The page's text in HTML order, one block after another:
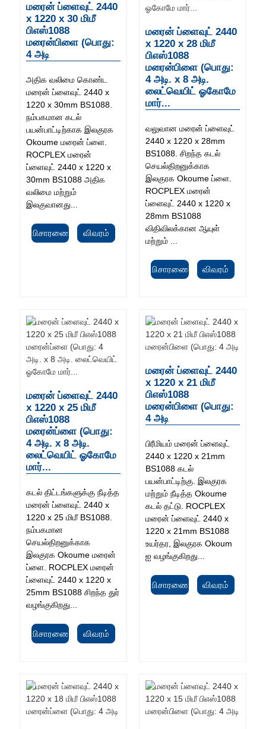
மரைன் ப்ளைவுட் 2440
x 1220 x 30 மிமீ
பிஎஸ்1088
மரைன்பிளை (பொது:
4 அடி
அதிக வலிமை கொண்ட
மரைன் ப்ளைவுட் 2440 x
1220 x 30mm BS1088.
நம்பகமான கடல்
பயன்பாட்டிற்காக இலகுரக
Okoume மரைன் ப்ளை.
ROCPLEX மரைன்
ப்ளைவுட் 2440 x 1220 x
30mm BS1088 அதிக
வலிமை மற்றும்
இலகுவானது...
விசாரணை விவரம்
மரைன் ப்ளைவுட் 2440
x 1220 x 28 மிமீ
பிஎஸ்1088
மரைன்பிளை (பொது:
4 அடி. x 8 அடி.
லைட்வெயிட் ஓகோமே
மார்...
வலுவான மரைன் ப்ளைவுட்
2440 x 1220 x 28mm
BS1088. சிறந்த கடல்
செயல்திறனுக்காக
இலகுரக Okoume ப்ளை.
ROCPLEX மரைன்
ப்ளைவுட் 2440 x 1220 x
28mm BS1088
விதிவிலக்கான ஆயுள்
மற்றும் ...
விசாரணை விவரம்
மரைன் ப்ளைவுட் 2440
x 1220 x 25 மிமீ
பிஎஸ்1088
மரைன்ப்ளை (பொது:
4 அடி. x 8 அடி.
லைட்வெயிட் ஓகோமே
மார்...
கடல் திட்டங்களுக்கு நீடித்த
மரைன் ப்ளைவுட் 2440 x
1220 x 25 மிமீ BS1088.
நம்பகமான
செயல்திறனுக்காக
இலகுரக Okoume மரைன்
ப்ளை. ROCPLEX மரைன்
ப்ளைவுட் 2440 x 1220 x
25mm BS1088 சிறந்த துர்
வழங்குகிறது...
விசாரணை விவரம்
மரைன் ப்ளைவுட் 2440
x 1220 x 21 மிமீ
பிஎஸ்1088
மரைன்பிளை (பொது:
4 அடி
பிரீமியம் மரைன் ப்ளைவுட்
2440 x 1220 x 21mm
BS1088 கடல்
பயன்பாட்டிற்கு. இலகுரக
மற்றும் நீடித்த Okoume
கடல் தட்டு. ROCPLEX
மரைன் ப்ளைவுட் 2440 x
1220 x 21mm BS1088
உயர்தர, இலகுரக Okoum
ஐ வழங்குகிறது...
விசாரணை விவரம்